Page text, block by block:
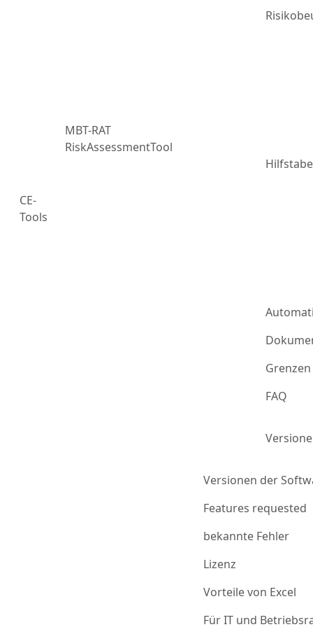
CE-
Tools
MBT-RAT
RiskAssessmentTool
FAQ
Versionen der
Features requested
bekannte Fehler
Lizenz
Vorteile von Excel
Für IT und